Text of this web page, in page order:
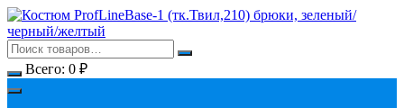
Перейти
к
содержимому
Всего: 0 ₽